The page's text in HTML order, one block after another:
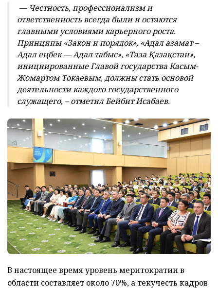
— Честность, профессионализм и
ответственность всегда были и остаются
главными условиями карьерного роста.
Принципы «Закон и порядок», «Адал азамат –
Адал еңбек — Адал табыс», «Таза Қазақстан»,
инициированные Главой государства Касым-
Жомартом Токаевым, должны стать основой
деятельности каждого государственного
служащего, – отметил Бейбит Исабаев.
В настоящее время уровень меритократии в
области составляет около 70%, а текучесть кадров